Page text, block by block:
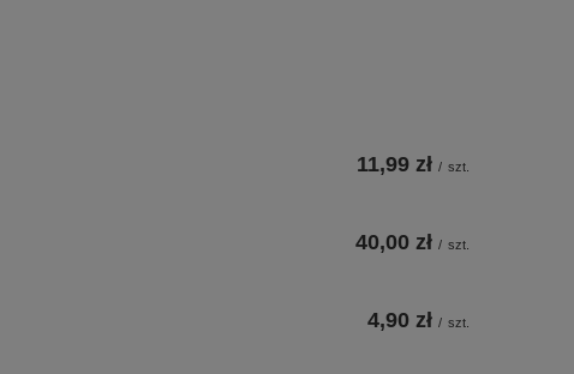
11,99 zł / szt.
40,00 zł / szt.
4,90 zł / szt.